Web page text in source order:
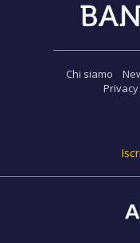
Chi siamo
Privacy